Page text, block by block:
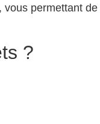
permettant
?